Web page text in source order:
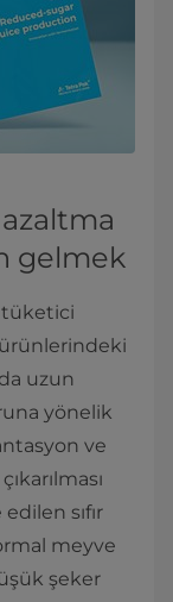
gelmek
tüketici
uzun
yönelik
ve
sıfır
meyve
şeker